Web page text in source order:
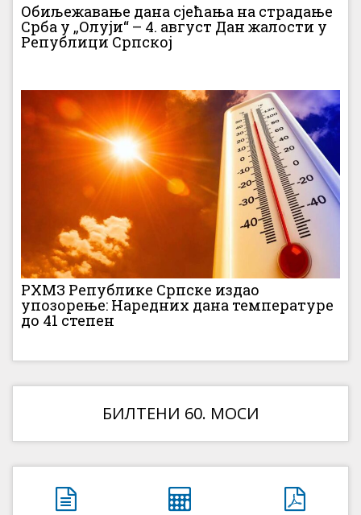
Обиљежавање дана сјећања на страдање
Срба у „Олуји“ – 4. август Дан жалости у
Републици Српској
РХМЗ Републике Српске издао
упозорење: Наредних дана температуре
до 41 степен
БИЛТЕНИ 60. МОСИ